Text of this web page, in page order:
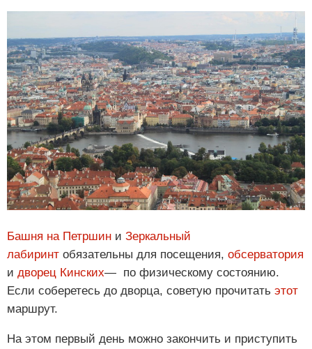
Башня на Петршин и Зеркальный
лабиринт обязательны для посещения, обсерватория
и дворец Кинских— по физическому состоянию.
Если соберетесь до дворца, советую прочитать этот
маршрут.
На этом первый день можно закончить и приступить